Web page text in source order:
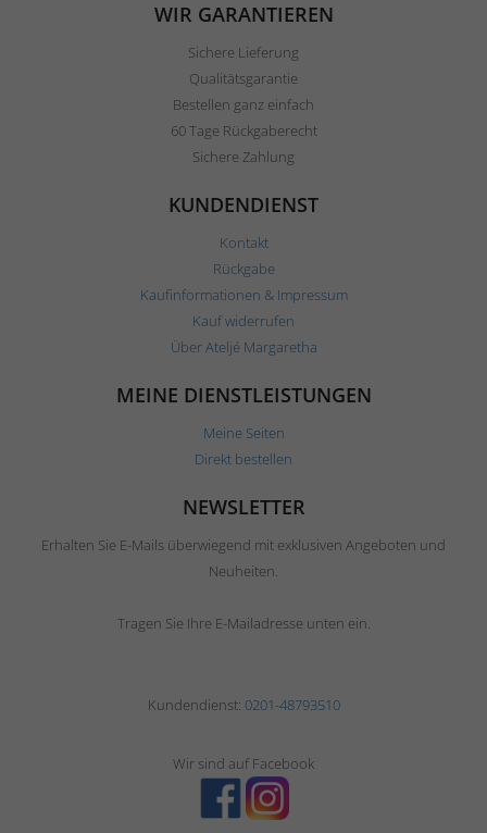
WIR GARANTIEREN
Sichere Lieferung
Qualitätsgarantie
Bestellen ganz einfach
60 Tage Rückgaberecht
Sichere Zahlung
KUNDENDIENST
Kontakt
Rückgabe
Kaufinformationen & Impressum
Kauf widerrufen
Über Ateljé Margaretha
MEINE DIENSTLEISTUNGEN
Meine Seiten
Direkt bestellen
NEWSLETTER
Erhalten Sie E-Mails überwiegend mit exklusiven Angeboten und
Neuheiten.
Tragen Sie Ihre E-Mailadresse unten ein.
Kundendienst: 0201-48793510
Wir sind auf Facebook